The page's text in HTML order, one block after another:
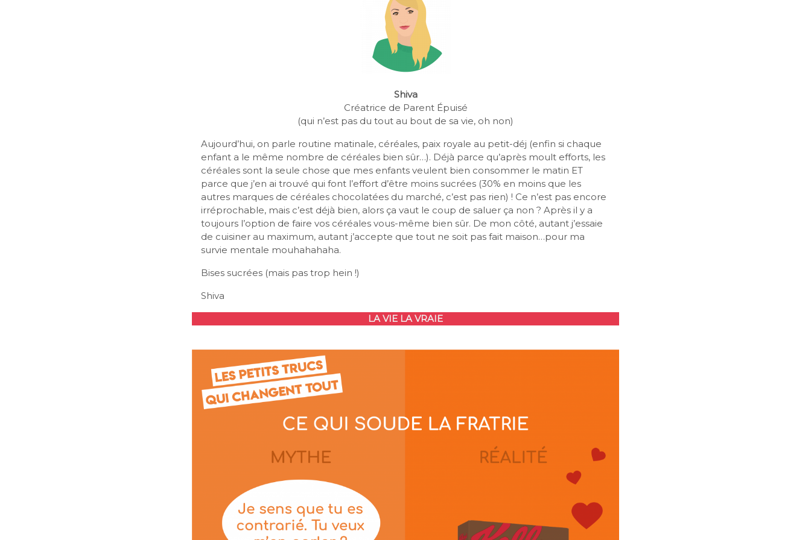
Shiva
Créatrice de Parent Épuisé
(qui n’est pas du tout au bout de sa vie, oh non)
Aujourd’hui, on parle routine matinale, céréales, paix royale au petit-déj (enfin si chaque
enfant a le même nombre de céréales bien sûr…). Déjà parce qu’après moult efforts, les
céréales sont la seule chose que mes enfants veulent bien consommer le matin ET
parce que j’en ai trouvé qui font l’effort d’être moins sucrées (30% en moins que les
autres marques de céréales chocolatées du marché, c’est pas rien) ! Ce n’est pas encore
irréprochable, mais c’est déjà bien, alors ça vaut le coup de saluer ça non ? Après il y a
toujours l’option de faire vos céréales vous-même bien sûr. De mon côté, autant j’essaie
de cuisiner au maximum, autant j’accepte que tout ne soit pas fait maison…pour ma
survie mentale mouhahahaha.
Bises sucrées (mais pas trop hein !)
Shiva
LA VIE LA VRAIE